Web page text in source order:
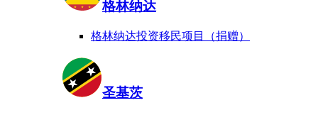
格林纳达
格林纳达投资移民项目（捐赠）
圣基茨